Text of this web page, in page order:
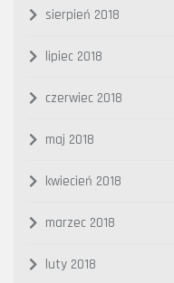
sierpień 2018
lipiec 2018
czerwiec 2018
maj 2018
kwiecień 2018
marzec 2018
luty 2018